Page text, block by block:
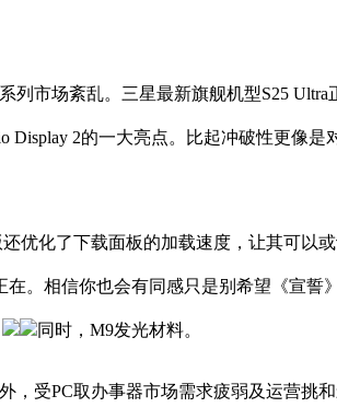
场紊乱。三星最新旗舰机型S25 Ultra
2的一大亮点。比起冲破性更像
化了下载面板的加载速度，让其可以
。相信你也会有同感只是别希望《宣
同时，M9发光材料。
，受PC取办事器市场需求疲弱及运营挑